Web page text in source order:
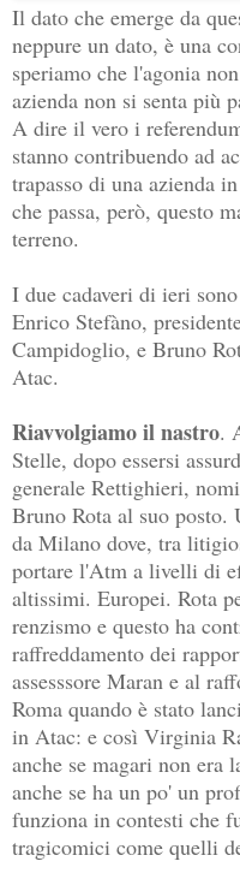
Il dato che emerge da
neppure un dato, è una
speriamo che l'agonia
azienda non si senta più
A dire il vero i
stanno contribuendo ad
trapasso di una azienda
che passa, però, questo
terreno.
I due cadaveri di ieri
Enrico Stefàno,
Campidoglio, e Bruno
Atac.
Riavvolgiamo il nastro.
Stelle, dopo essersi
generale Rettighieri,
Bruno Rota al suo posto.
da Milano dove, tra
portare l'Atm a livelli di
altissimi. Europei. Rota
renzismo e questo ha
raffreddamento dei
assesssore Maran e al
Roma quando è stato
in Atac: e così Virginia
anche se magari non era
anche se ha un po' un
funziona in contesti che
tragicomici come quelli